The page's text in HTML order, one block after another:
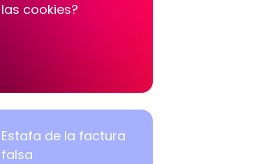
las cookies?
Estafa de la factura
falsa